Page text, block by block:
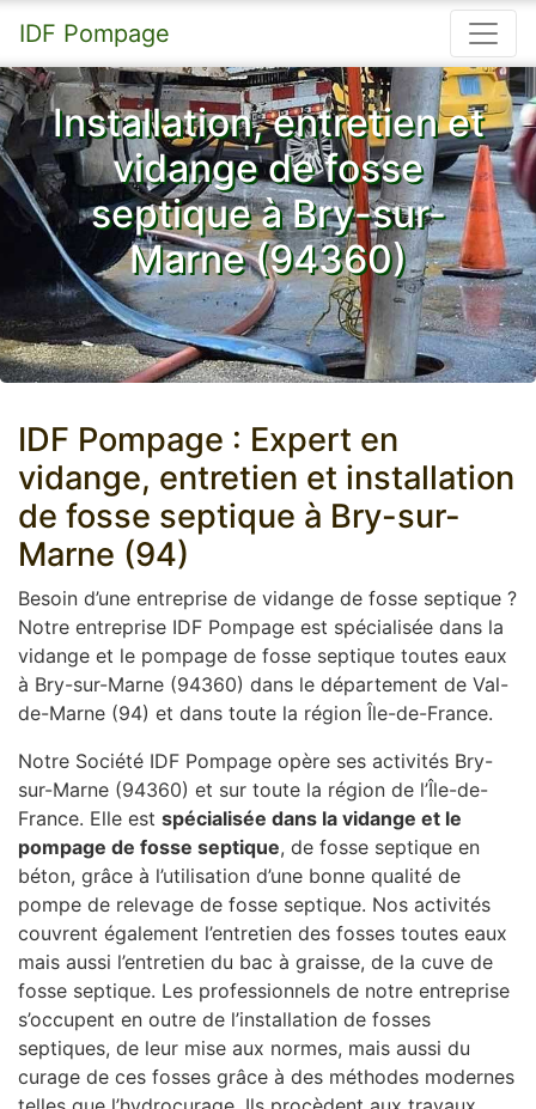
IDF Pompage
Installation, entretien et
vidange de fosse
septique à Bry-sur-
Marne (94360)
IDF Pompage : Expert en
vidange, entretien et installation
de fosse septique à Bry-sur-
Marne (94)
Besoin d’une entreprise de vidange de fosse septique ?
Notre entreprise IDF Pompage est spécialisée dans la
vidange et le pompage de fosse septique toutes eaux
à Bry-sur-Marne (94360) dans le département de Val-
de-Marne (94) et dans toute la région Île-de-France.
Notre Société IDF Pompage opère ses activités Bry-
sur-Marne (94360) et sur toute la région de l’Île-de-
France. Elle est spécialisée dans la vidange et le
pompage de fosse septique, de fosse septique en
béton, grâce à l’utilisation d’une bonne qualité de
pompe de relevage de fosse septique. Nos activités
couvrent également l’entretien des fosses toutes eaux
mais aussi l’entretien du bac à graisse, de la cuve de
fosse septique. Les professionnels de notre entreprise
s’occupent en outre de l’installation de fosses
septiques, de leur mise aux normes, mais aussi du
curage de ces fosses grâce à des méthodes modernes